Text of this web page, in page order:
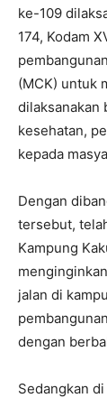
ke-109
174, Kodam
(MCK) untuk
dilaksanakan
kesehatan,
kepada
Dengan
tersebut,
Kampung
jalan di
dengan
Sedangkan